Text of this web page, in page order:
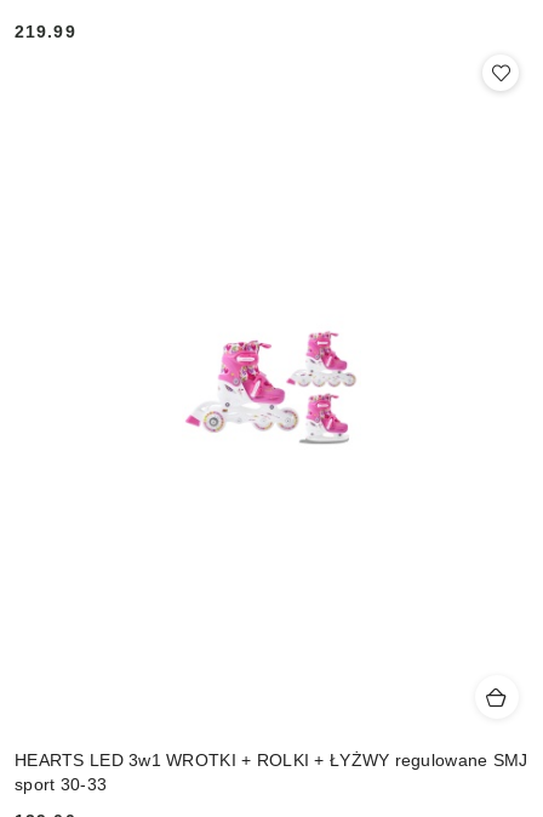
Cena:
219.99
HEARTS LED 3w1 WROTKI + ROLKI + ŁYŻWY regulowane SMJ
sport 30-33